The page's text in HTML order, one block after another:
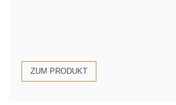
ZUM PRODUKT